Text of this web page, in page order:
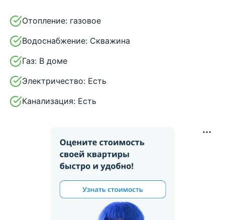
Отопление: газовое
Водоснабжение: Скважина
Газ: В доме
Электричество: Есть
Канализация: Есть